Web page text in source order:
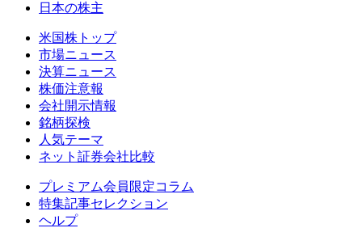
日本の株主
米国株トップ
市場ニュース
決算ニュース
株価注意報
会社開示情報
銘柄探検
人気テーマ
ネット証券会社比較
プレミアム会員限定コラム
特集記事セレクション
ヘルプ